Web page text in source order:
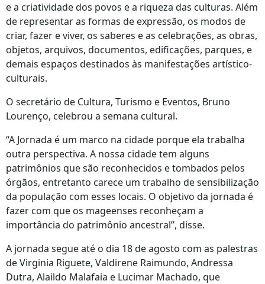
e a criatividade dos povos e a riqueza das culturas. Além
de representar as formas de expressão, os modos de
criar, fazer e viver, os saberes e as celebrações, as obras,
objetos, arquivos, documentos, edificações, parques, e
demais espaços destinados às manifestações artístico-
culturais.
O secretário de Cultura, Turismo e Eventos, Bruno
Lourenço, celebrou a semana cultural.
“A Jornada é um marco na cidade porque ela trabalha
outra perspectiva. A nossa cidade tem alguns
patrimônios que são reconhecidos e tombados pelos
órgãos, entretanto carece um trabalho de sensibilização
da população com esses locais. O objetivo da jornada é
fazer com que os mageenses reconheçam a
importância do patrimônio ancestral”, disse.
A jornada segue até o dia 18 de agosto com as palestras
de Virginia Riguete, Valdirene Raimundo, Andressa
Dutra, Alaildo Malafaia e Lucimar Machado, que